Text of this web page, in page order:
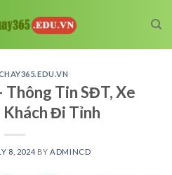
Thông Tin SĐT, Xe
Đi Tỉnh
8, 2024 BY ADMINCD